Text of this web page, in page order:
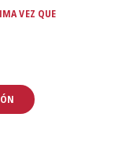
VEZ QUE